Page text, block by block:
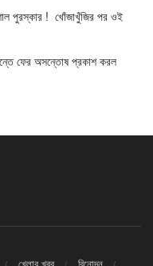
পুরস্কার ! খোঁজাখুঁজির পর ওই
ফের অসন্তোষ প্রকাশ করল